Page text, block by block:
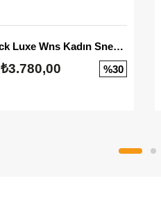
Mayze Stack Luxe Wns Kadın Sneaker
₺3.780,00 %30